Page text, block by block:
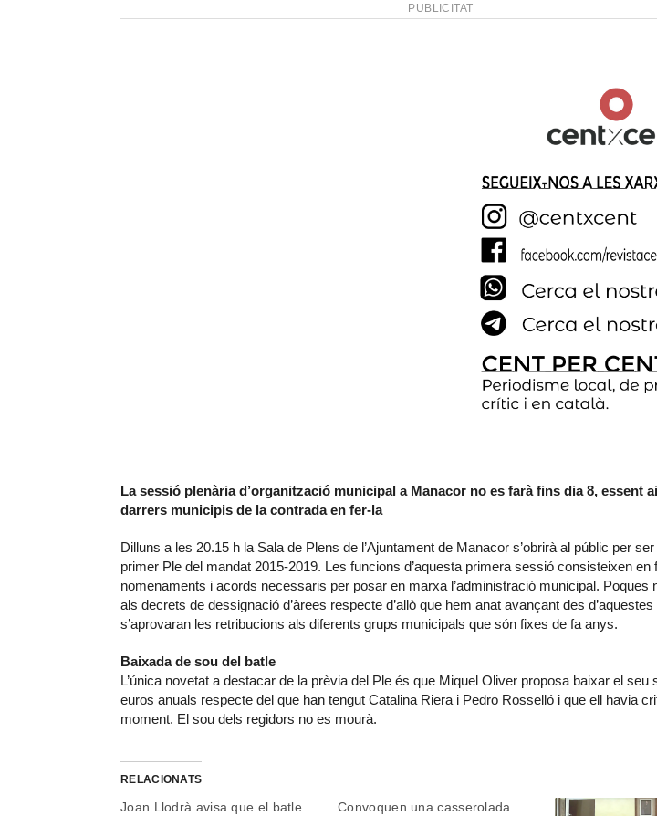
PUBLICITAT
La sessió plenària d’organització municipal a Manacor no es farà fins dia 8, essent
darrers municipis de la contrada en fer-la
Dilluns a les 20.15 h la Sala de Plens de l’Ajuntament de Manacor s’obrirà al públic per
primer Ple del mandat 2015-2019. Les funcions d’aquesta primera sessió consisteixen en
nomenaments i acords necessaris per posar en marxa l’administració municipal. Poques
als decrets de dessignació d’àrees respecte d’allò que hem anat avançant des
s’aprovaran les retribucions als diferents grups municipals que són fixes de fa anys.
Baixada de sou del batle
L’única novetat a destacar de la prèvia del Ple és que Miquel Oliver proposa baixar el seu
euros anuals respecte del que han tengut Catalina Riera i Pedro Rosselló i que ell havia
moment. El sou dels regidors no es mourà.
RELACIONATS
Joan Llodrà avisa que el batle
Convoquen una casserolada